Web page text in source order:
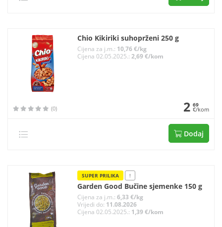
Chio Kikiriki suhoprženi 250 g
Cijena za j.m.: 10,76 €/kg
Cijena 02.05.2025.: 2,69 €/kom
(0) 2 69
€/kom
Dodaj
SUPER PRILIKA !
Garden Good Bučine sjemenke 150 g
Cijena za j.m.: 6,33 €/kg
Vrijedi do: 11.08.2026
Cijena 02.05.2025.: 1,39 €/kom